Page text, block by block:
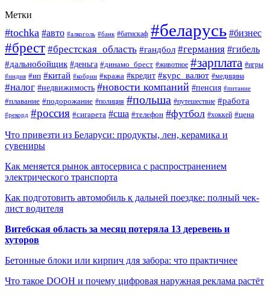
Метки
#tochka #авто #алкоголь #банк #батискаф #беларусь #бизнес
#брест #брестская_область #гандбол #германия #гибель
#дальнобойщик #деньга #динамо_брест #животное #зарплата #игры
#индия #ип #китай #кобрин #кража #кредит #курс_валют #медицина
#налог #недвижимость #новости компаний #пенсия #питание
#плавание #подорожание #полиция #польша #путешествие #работа
#рекорд #россия #сигарета #сша #телефон #футбол #хоккей #цена
Что привезти из Беларуси: продукты, лен, керамика и
сувениры
Как меняется рынок автосервиса с распространением
электрического транспорта
Как подготовить автомобиль к дальней поездке: полный чек-
лист водителя
Витебская область за месяц потеряла 13 деревень и
хуторов
Бетонные блоки или кирпич для забора: что практичнее
Что такое DOOH и почему цифровая наружная реклама растёт